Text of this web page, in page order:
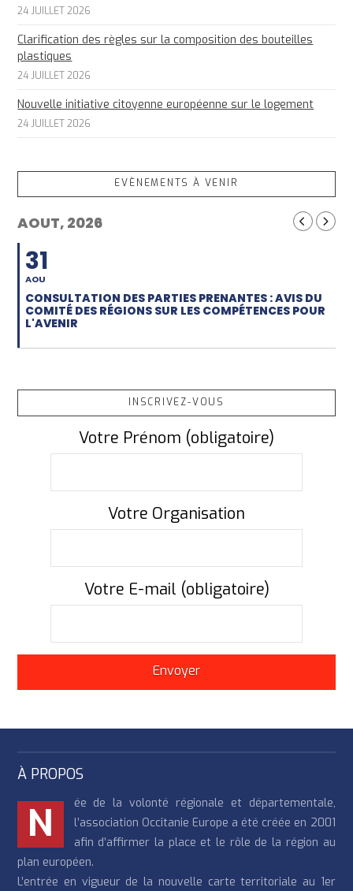
24 JUILLET 2026
Clarification des règles sur la composition des bouteilles
plastiques
24 JUILLET 2026
Nouvelle initiative citoyenne européenne sur le logement
24 JUILLET 2026
EVÈNEMENTS À VENIR
AOUT, 2026
31
AOU
CONSULTATION DES PARTIES PRENANTES : AVIS DU
COMITÉ DES RÉGIONS SUR LES COMPÉTENCES POUR
L'AVENIR
INSCRIVEZ-VOUS
Votre Prénom (obligatoire)
Votre Organisation
Votre E-mail (obligatoire)
À PROPOS
N
ée de la volonté régionale et départementale,
l’association Occitanie Europe a été créée en 2001
afin d’affirmer la place et le rôle de la région au
plan européen.
L’entrée en vigueur de la nouvelle carte territoriale au 1er